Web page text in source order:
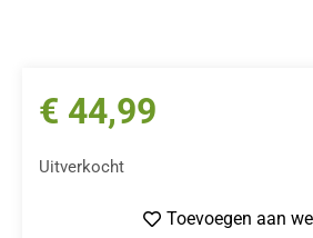
€ 44,99
Uitverkocht
Toevoegen aan